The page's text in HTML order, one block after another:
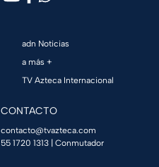
adn Noticias
a más +
TV Azteca Internacional
CONTACTO
contacto@tvazteca.com
55 1720 1313 | Conmutador